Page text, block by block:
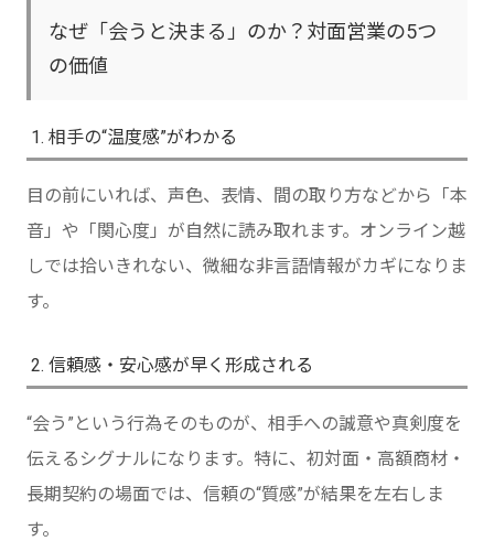
なぜ「会うと決まる」のか？対面営業の5つ
の価値
1. 相手の“温度感”がわかる
目の前にいれば、声色、表情、間の取り方などから「本
音」や「関心度」が自然に読み取れます。オンライン越
しでは拾いきれない、微細な非言語情報がカギになりま
す。
2. 信頼感・安心感が早く形成される
“会う”という行為そのものが、相手への誠意や真剣度を
伝えるシグナルになります。特に、初対面・高額商材・
長期契約の場面では、信頼の“質感”が結果を左右しま
す。